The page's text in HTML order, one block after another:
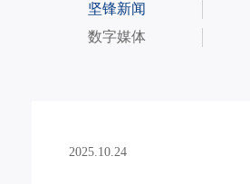
坚锋新闻
数字媒体
2025.10.24